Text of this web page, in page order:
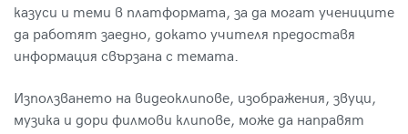
казуси и теми в платформата, за да могат учениците
да работят заедно, докато учителя предоставя
информация свързана с темата.
Използването на видеоклипове, изображения, звуци,
музика и дори филмови клипове, може да направят